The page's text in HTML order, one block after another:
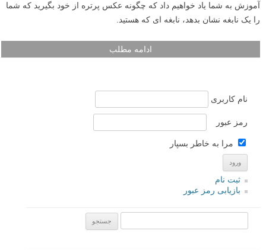
آموزش به شما یاد خواهیم داد که چگونه عکس پرتره از خود بگیرید که شما
را یک نابغه نشان بدهد، نابغه ای که هستید.
ادامه مطلب
نام کاربری
رمز عبور
مرا به خاطر بسپار
ثبت نام
بازیابی رمز عبور